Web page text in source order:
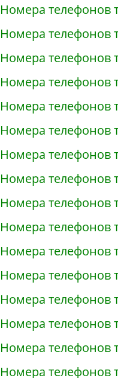
Номера телефонов
Номера телефонов
Номера телефонов
Номера телефонов
Номера телефонов
Номера телефонов
Номера телефонов
Номера телефонов
Номера телефонов
Номера телефонов
Номера телефонов
Номера телефонов
Номера телефонов
Номера телефонов
Номера телефонов
Номера телефонов